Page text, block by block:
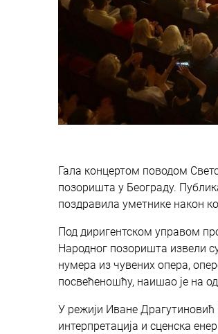
Гала концертом поводом
позоришта у Београду.
поздравила уметнике након
Под диригентском управом
Народног позоришта извели
нумера из чувених опера,
посвећеношћу, наишао је на
У режији Иване Драгутиновић
интерпретација и сценска